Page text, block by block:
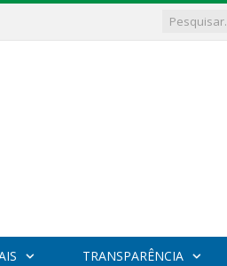
TRANSPARÊNCIA